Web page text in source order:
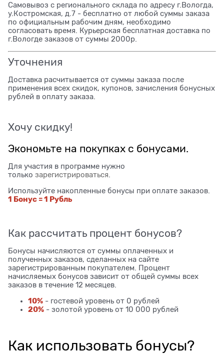
Самовывоз с регионального склада по адресу г.Вологда,
у.Костромская, д.7 - бесплатно от любой суммы заказа
по официальным рабочим дням, необходимо
согласовать время. Курьерская бесплатная доставка по
г.Вологде заказов от суммы 2000р.
Уточнения
Доставка расчитывается от суммы заказа после
применения всех скидок, купонов, зачисления бонусных
рублей в оплату заказа.
Хочу скидку!
Экономьте на покупках с бонусами.
Для участия в программе нужно
только зарегистрироваться
Используйте накопленные бонусы при оплате заказов.
1 Бонус = 1 Рубль
Как рассчитать процент бонусов?
Бонусы начисляются от суммы оплаченных и
полученных заказов, сделанных на сайте
зарегистрированным покупателем. Процент
начисляемых бонусов зависит от общей суммы всех
заказов в течение 12 месяцев.
10% - гостевой уровень от 0 рублей
20% - золотой уровень от 10 000 рублей
Как использовать бонусы?